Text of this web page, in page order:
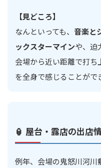
【見どころ】
なんといっても、 音楽と
ックスターマインや、迫
会場から近い距離で打
を全身で感じることがで
🏮 屋台・露店の出店
例年、会場の鬼怒川河川